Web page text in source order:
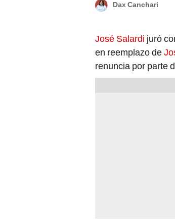
Dax Canchari
José Salardi juró
en reemplazo de
renuncia por parte